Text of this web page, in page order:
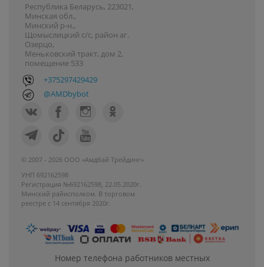
Республика Беларусь, 223021,
Минская обл.,
Минский р-н.,
Щомыслицкий с/с, район аг.
Озерцо,
Меньковский тракт, дом 2,
помещение 533
+375297429429
@AMDbybot
© 2007 - 2026 ООО «Амдбай Трейдинг»
УНП 692162598
Регистрация №692162598, 22.05.2020г.
Минский райисполком. В торговом
реестре с 14 сентября 2020г.
Номер телефона работников местных